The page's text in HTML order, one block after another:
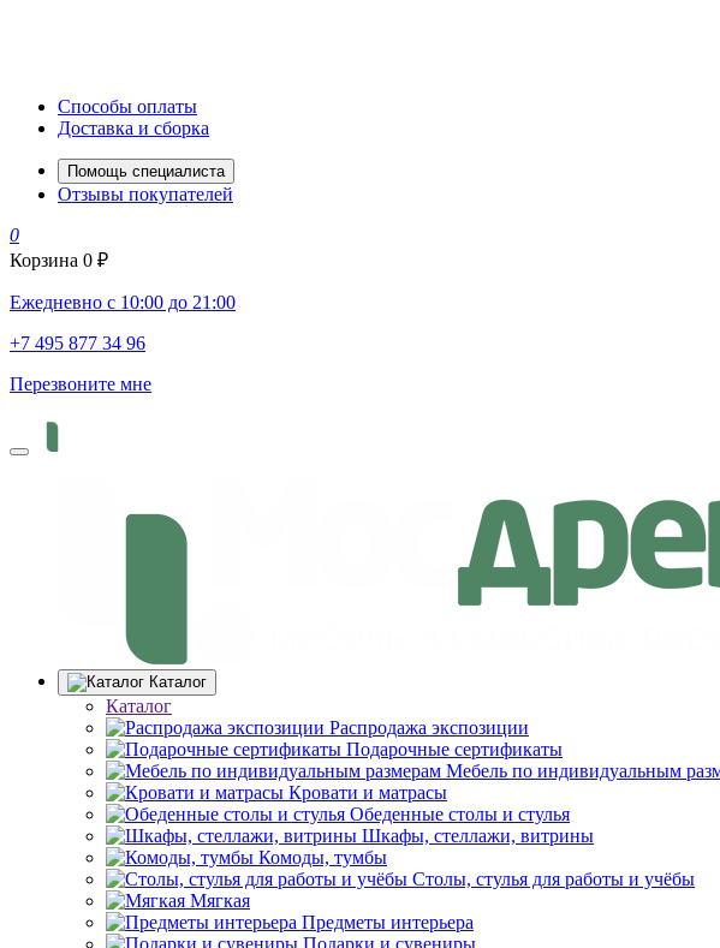
Способы оплаты
Доставка и сборка
Помощь специалиста
Отзывы покупателей
0
Корзина 0 ₽
Ежедневно с 10:00 до 21:00
+7 495 877 34 96
Перезвоните мне
Каталог
Каталог
Распродажа экспозиции
Подарочные сертификаты
Мебель по индивидуальным
Кровати и матрасы
Обеденные столы и стулья
Шкафы, стеллажи, витрины
Комоды, тумбы
Столы, стулья для работы и учёбы
Мягкая
Предметы интерьера
Подарки и сувениры